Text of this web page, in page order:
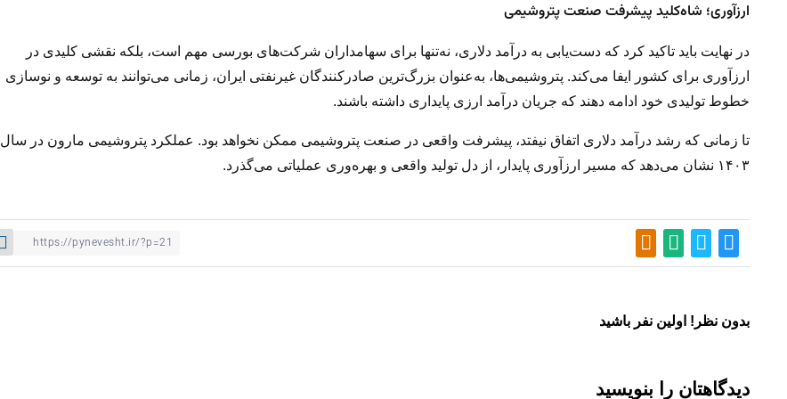
ارزآوری؛ شاه‌کلید پیشرفت صنعت پتروشیمی
در نهایت باید تاکید کرد که دست‌یابی به درآمد دلاری، نه‌تنها برای سهامداران شرکت‌های بورسی مهم است، بلکه نقشی کلیدی در
ارزآوری برای کشور ایفا می‌کند. پتروشیمی‌ها، به‌عنوان بزرگ‌ترین صادرکنندگان غیرنفتی ایران، زمانی می‌توانند به توسعه و نوسازی
خطوط تولیدی خود ادامه دهند که جریان درآمد ارزی پایداری داشته باشند.
تا زمانی که رشد درآمد دلاری اتفاق نیفتد، پیشرفت واقعی در صنعت پتروشیمی ممکن نخواهد بود. عملکرد پتروشیمی مارون در سال
۱۴۰۳ نشان می‌دهد که مسیر ارزآوری پایدار، از دل تولید واقعی و بهره‌وری عملیاتی می‌گذرد.
بدون نظر! اولین نفر باشید
دیدگاهتان را بنویسید